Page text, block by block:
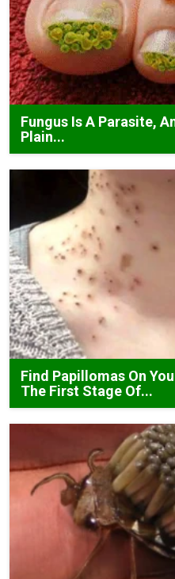
Fungus Is A Parasite,
Plain...
Find Papillomas On
The First Stage Of...